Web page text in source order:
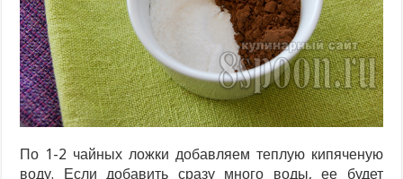
По 1-2 чайных ложки добавляем теплую кипяченую
воду. Если добавить сразу много воды, ее будет